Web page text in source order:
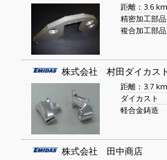
距離：3.6 km
精密加工部
複合加工部品
株式会社 村田ダイカス
距離：3.7 km
ダイカスト
軽合金鋳造
株式会社 田中商店